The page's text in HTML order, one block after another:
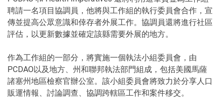
聘請一名項目協調員，他將與工作組的執行委員會合作，宣
傳並提高公眾意識和倖存者外展工作。協調員還將進行社區
評估，以更新數據並確定該縣需要外展的地方。
作為工作組的一部分，將實施一個執法小組委員會，由
PCDAO以及地方、州和聯邦執法部門組成，包括美國馬薩
諸塞州地區檢察官辦公室。該小組委員會將致力於分享人口
販運情報、討論調查、協調跨轄區工作和案件移交。